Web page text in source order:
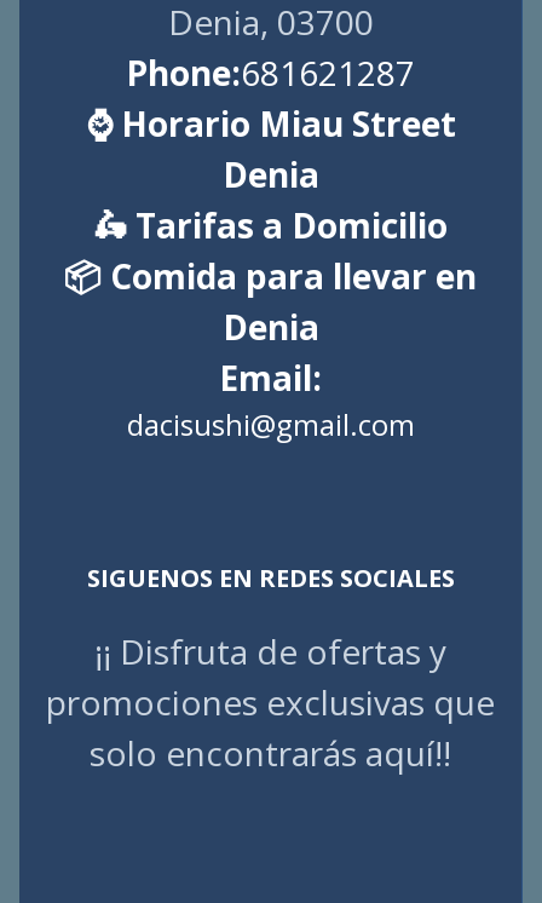
Denia, 03700
Phone:681621287
⌚ Horario Miau Street
Denia
🛵 Tarifas a Domicilio
📦 Comida para llevar en
Denia
Email:
dacisushi@gmail.com
SIGUENOS EN REDES SOCIALES
¡¡ Disfruta de ofertas y
promociones exclusivas que
solo encontrarás aquí!!